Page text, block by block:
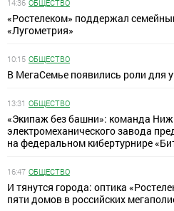
14:36 ОБЩЕСТВО
«Ростелеком» поддержал
«Лугометрия»
10:15 ОБЩЕСТВО
В МегаСемье появились роли для
13:31 ОБЩЕСТВО
«Экипаж без башни»: команда
электромеханического завода
на федеральном кибертурнире
16:47 ОБЩЕСТВО
И тянутся города: оптика
пяти домов в российских